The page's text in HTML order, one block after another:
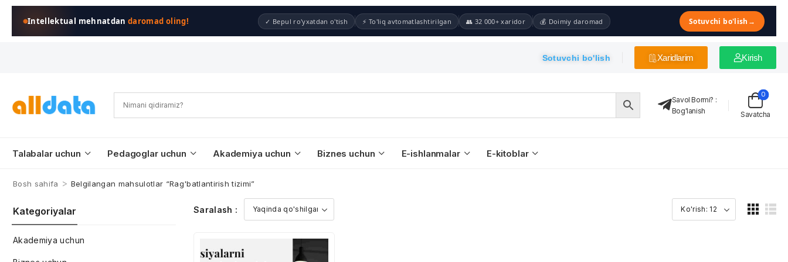
Intellektual mehnatdandaromad oling! ✓ Bepul ro'yxatdan o'tish ⚡ To'liq avtomatlashtirilgan 👥 32 000+ xaridor 💰 Doimiy daromad Sotuvchi bo'lish →
Sotuvchi bo'lish Xaridlarim Kirish
Savol Bormi? :
Bog'lanish
Savatcha
0
Talabalar uchun Pedagoglar uchun Akademiya uchun Biznes uchun E-ishlanmalar E-kitoblar
Bosh sahifa > Belgilangan mahsulotlar “Rag'batlantirish tizimi”
Kategoriyalar
Akademiya uchun
Saralash :